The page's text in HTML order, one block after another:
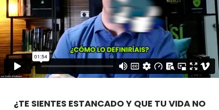
¿TE SIENTES ESTANCADO Y QUE TU VIDA NO